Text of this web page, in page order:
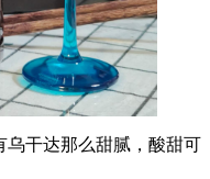
乌干达那么甜腻，酸甜可